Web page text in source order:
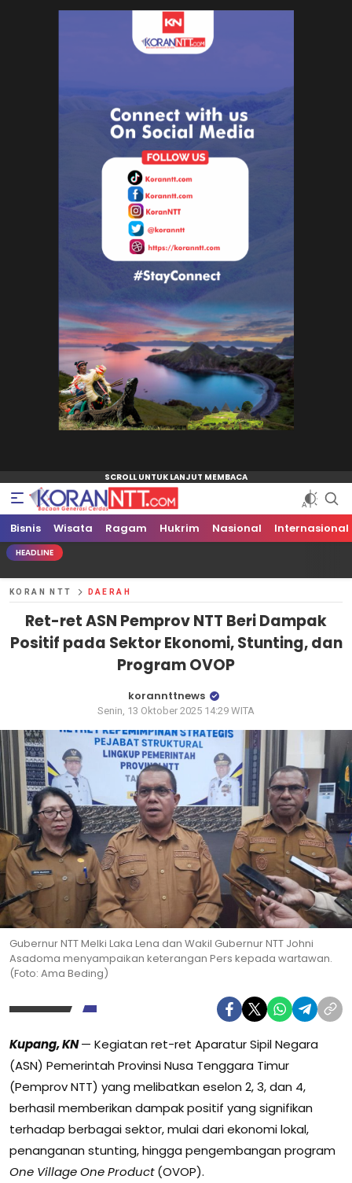
Koran NTT
Bacaan Generasi Cerdas
Bisnis Wisata Ragam Hukrim Nasional Internasional
HEADLINE
KORAN NTT DAERAH
Ret-ret ASN Pemprov NTT Beri Dampak
Positif pada Sektor Ekonomi, Stunting, dan
Program OVOP
korannttnews
Senin, 13 Oktober 2025 14:29 WITA
Gubernur NTT Melki Laka Lena dan Wakil Gubernur NTT Johni
Asadoma menyampaikan keterangan Pers kepada wartawan.
(Foto: Ama Beding)
Kupang, KN— Kegiatan ret-ret Aparatur Sipil Negara
(ASN) Pemerintah Provinsi Nusa Tenggara Timur
(Pemprov NTT) yang melibatkan eselon 2, 3, dan 4,
berhasil memberikan dampak positif yang signifikan
terhadap berbagai sektor, mulai dari ekonomi lokal,
penanganan stunting, hingga pengembangan program
One Village One Product(OVOP).